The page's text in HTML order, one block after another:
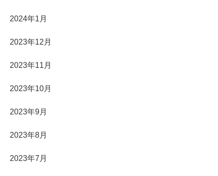
2024年1月
2023年12月
2023年11月
2023年10月
2023年9月
2023年8月
2023年7月